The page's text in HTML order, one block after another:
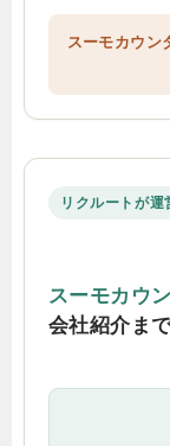
スーモカウン
リクルートが運
スーモカウ
会社紹介ま